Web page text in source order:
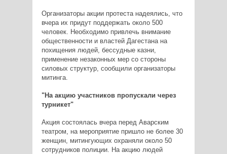
Организаторы акции протеста надеялись, что
вчера их придут поддержать около 500
человек. Необходимо привлечь внимание
общественности и властей Дагестана на
похищения людей, бессудные казни,
применение незаконных мер со стороны
силовых структур, сообщили организаторы
митинга.
"На акцию участников пропускали через
турникет"
Акция состоялась вчера перед Аварским
театром, на мероприятие пришло не более 30
женщин, митингующих охраняли около 50
сотрудников полиции. На акцию людей